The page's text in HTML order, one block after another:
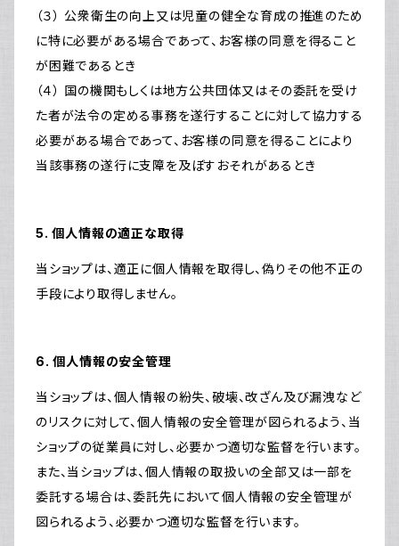
（３） 公衆衛生の向上又は児童の健全な育成の推進のため
に特に必要がある場合であって、お客様の同意を得ること
が困難であるとき
（４） 国の機関もしくは地方公共団体又はその委託を受け
た者が法令の定める事務を遂行することに対して協力する
必要がある場合であって、お客様の同意を得ることにより
当該事務の遂行に支障を及ぼすおそれがあるとき
5. 個人情報の適正な取得
当ショップは、適正に個人情報を取得し、偽りその他不正の
手段により取得しません。
6. 個人情報の安全管理
当ショップは、個人情報の紛失、破壊、改ざん及び漏洩など
のリスクに対して、個人情報の安全管理が図られるよう、当
ショップの従業員に対し、必要かつ適切な監督を行います。
また、当ショップは、個人情報の取扱いの全部又は一部を
委託する場合は、委託先において個人情報の安全管理が
図られるよう、必要かつ適切な監督を行います。